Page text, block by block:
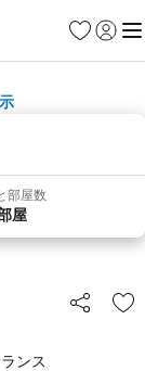
お気に入り
ログイ
メ
部屋数
屋
シェア
お
ンス